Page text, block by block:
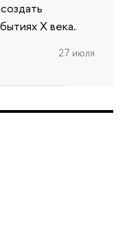
X века.
27 июля